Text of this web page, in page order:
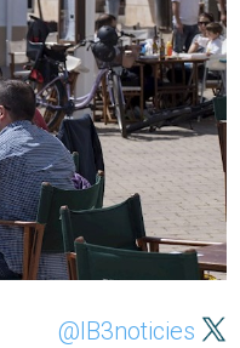
@IB3noticies